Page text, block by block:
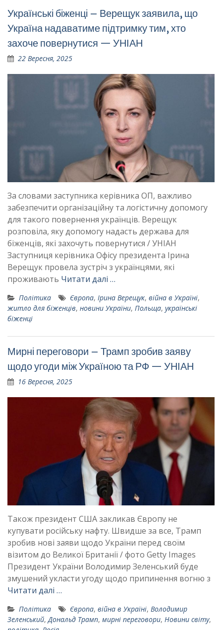
Українські біженці – Верещук заявила, що
Україна надаватиме підтримку тим, хто
захоче повернутися — УНІАН
22 Вересня, 2025
За словами заступника керівника ОП, важливо
забезпечити організаційну та логістичну допомогу
для такого повернення українців. Верещук
розповіла, яку допомогу надасть держава для
біженців, які захочуть повернутися / УНІАН
Заступниця керівника Офісу президента Ірина
Верещук провела зустріч з українцями, які
проживають Читати далі …
Політика Європа, Ірина Верещук, війна в Україні,
житло для біженців, новини України, Польща, українські
біженці
Мирні переговори – Трамп зробив заяву
щодо угоди між Україною та РФ — УНІАН
16 Вересня, 2025
Також президент США закликав Європу не
купувати російську нафту. Швидше за все, Трамп
зробив нові заяви щодо України перед своїм
візитом до Великої Британії / фото Getty Images
Президент України Володимир Зеленський буде
змушений укласти угоду щодо припинення вогню з
Читати далі …
Політика Європа, війна в Україні, Володимир
Зеленський,Дональд Трамп, мирні переговори, Новини світу,